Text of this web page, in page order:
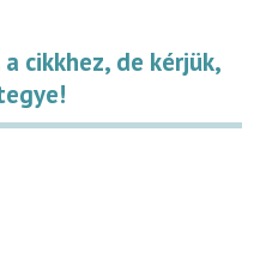
cikkhez, de kérjük,